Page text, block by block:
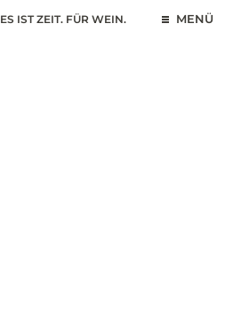
ES IST ZEIT. FÜR WEIN. MENÜ